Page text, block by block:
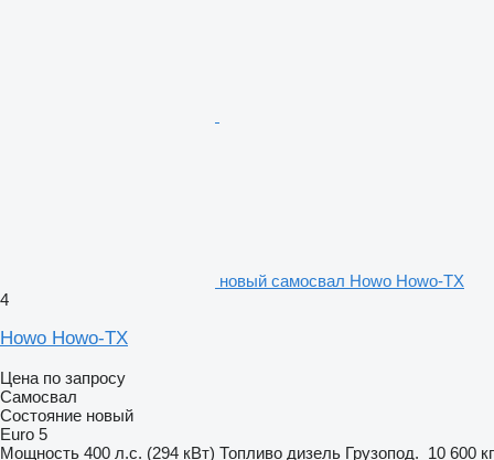
новый самосвал Howo Howo-TX
4
Howo Howo-TX
Цена по запросу
Самосвал
Состояние новый
Euro 5
Мощность 400 л.с. (294 кВт) Топливо дизель Грузопод. 10 600 кг